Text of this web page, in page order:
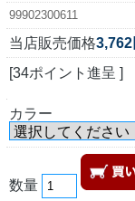
99902300611
当店販売価格3,762
[34ポイント進呈 ]
カラー
数量